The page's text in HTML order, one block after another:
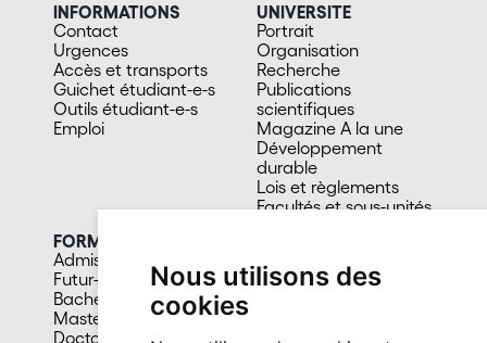
Nous utilisons des
cookies
INFORMATIONS
Contact
Urgences
Accès et transports
Guichet étudiant-e-s
Outils étudiant-e-s
Emploi
UNIVERSITE
Portrait
Organisation
Recherche
Publications
scientifiques
Magazine A la une
Développement
durable
Lois et règlements
Facultés et sous-unités
FORMATION
Admission
Futur-e étudiant-e
Bachelors
Masters
Doctorat
Culture et vie sociale
Cafétérias